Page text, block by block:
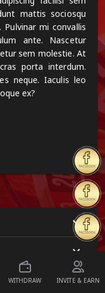
mattis sociosqu
mi convallis
ante. Nascetur
sem molestie. At
porta interdum.
neque. Iaculis leo
ex?
WITHDRAW INVITE & EARN